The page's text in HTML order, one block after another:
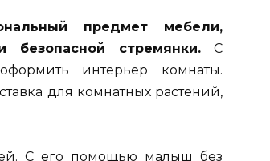
предмет мебели,
стремянки. С
интерьер комнаты.
для комнатных растений,
С его помощью малыш без